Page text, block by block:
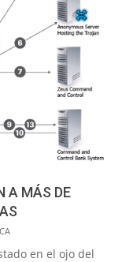
A MÁS DE
en el ojo del